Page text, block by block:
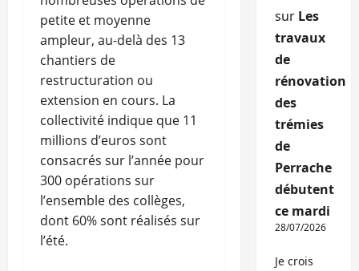
petite et moyenne
ampleur, au-delà des 13
chantiers de
restructuration ou
extension en cours. La
collectivité indique que 11
millions d’euros sont
consacrés sur l’année pour
300 opérations sur
l’ensemble des collèges,
dont 60% sont réalisés sur
l’été.
sur Les
travaux
de
rénovation
des
trémies
de
Perrache
débutent
ce mardi
28/07/2026
Je crois